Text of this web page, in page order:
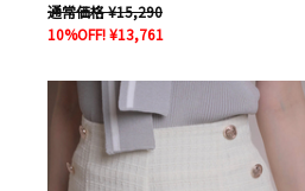
通常価格 ¥15,290
10%OFF! ¥13,761